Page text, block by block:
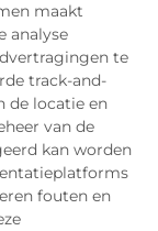
maakt
analyse
te
track-and-
de locatie en
van de
kan worden
fouten en